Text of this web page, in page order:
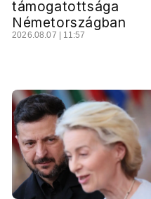
támogatottsága
Németországban
2026.08.07 | 11:57